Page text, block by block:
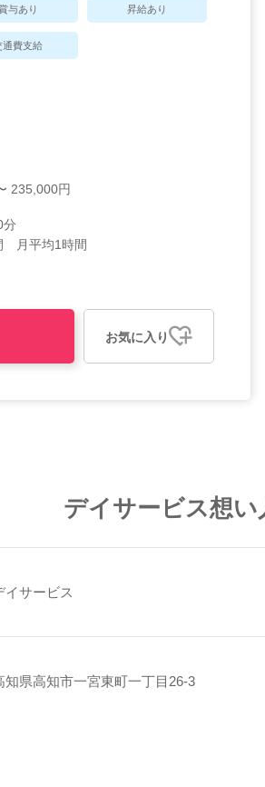
与あり 昇給あり
通費支給
235,000円
分
月平均1時間
お気に入り
デイサービス想
イサービス
知県高知市一宮東町一丁目26-3